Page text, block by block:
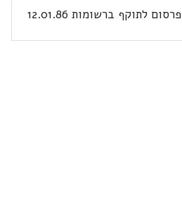
פרסום לתוקף ברשומות 12.01.86